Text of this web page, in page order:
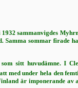
sammanvigdes
Samma sommar firade
sitt huvudämne. I
med under hela den
är imponerande